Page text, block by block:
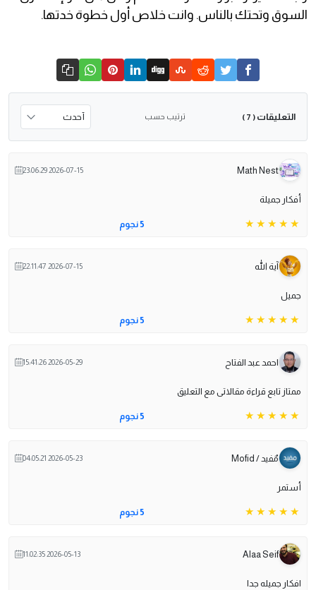
السوق وتحتك بالناس. وانت خلاص أول خطوة خدتها.
التعليقات ( 7 ) ترتيب حسب
Math Nest
2026-07-15 23:06:29
أفكار جميلة
5 نجوم
آية الله 2026-07-15 22:11:47
جميل
5 نجوم
احمد عبد الفتاح 2026-05-29 15:41:26
ممتاز تابع قراءة مقالاتى مع التعليق
5 نجوم
مٌفيد / Mofid 2026-05-23 04:05:21
أستمر
5 نجوم
Alaa Seif
2026-05-13 11:02:35
افكار جميله جدا